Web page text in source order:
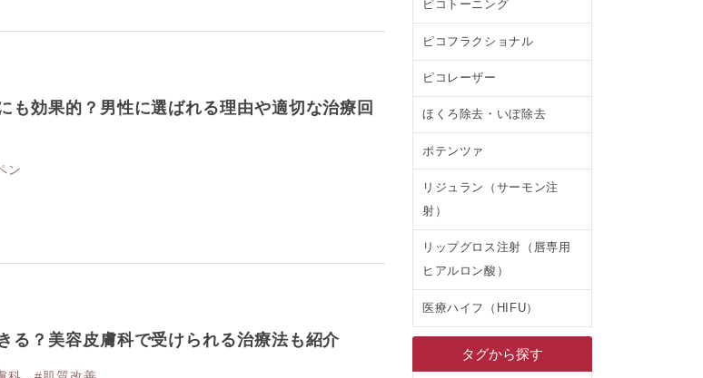
も効果的？男性に選ばれる理由や適切な治療回
ン
る？美容皮膚科で受けられる治療法も紹介
ピコトーニング
ピコフラクショナル
ピコレーザー
ほくろ除去・いぼ除去
ポテンツァ
リジュラン（サーモン注
射）
リップグロス注射（唇専用
ヒアルロン酸）
医療ハイフ（HIFU）
タグから探す